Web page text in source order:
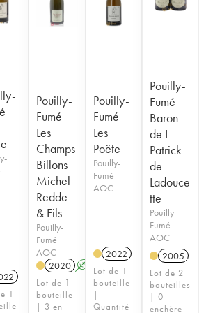
1
Pouilly-
Fumé
Les
Champs
Billons
Michel
Redde
& Fils
Pouilly-
Fumé
AOC
2020 A
Lot de 1
bouteille
| 3 en
Pouilly-
Fumé
Les
Poëte
Pouilly-
Fumé
AOC
2022
Lot de 1
bouteille
|
Quantité
Pouilly-
Fumé
Baron
de L
Patrick
de
Ladouce
tte
Pouilly-
Fumé
AOC
2005
Lot de 2
bouteilles
| 0
enchère